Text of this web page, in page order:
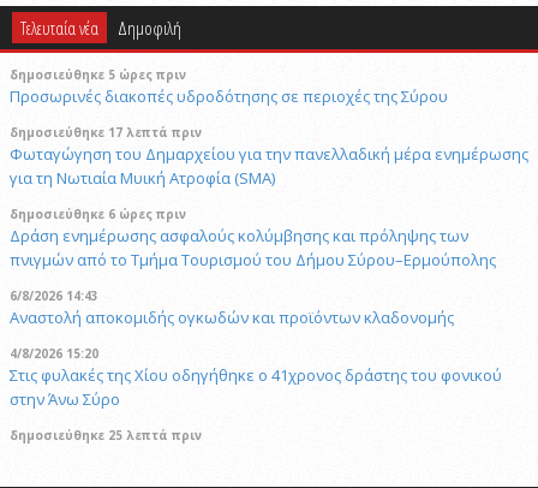
Τελευταία νέα Δημοφιλή
δημοσιεύθηκε 5 ώρες πριν
Προσωρινές διακοπές υδροδότησης σε περιοχές της Σύρου
δημοσιεύθηκε 17 λεπτά πριν
Φωταγώγηση του Δημαρχείου για την πανελλαδική μέρα ενημέρωσης
για τη Νωτιαία Μυική Ατροφία (SMA)
δημοσιεύθηκε 6 ώρες πριν
Δράση ενημέρωσης ασφαλούς κολύμβησης και πρόληψης των
πνιγμών από το Τμήμα Τουρισμού του Δήμου Σύρου–Ερμούπολης
6/8/2026 14:43
Αναστολή αποκομιδής ογκωδών και προϊόντων κλαδονομής
4/8/2026 15:20
Στις φυλακές της Χίου οδηγήθηκε ο 41χρονος δράστης του φονικού
στην Άνω Σύρο
δημοσιεύθηκε 25 λεπτά πριν